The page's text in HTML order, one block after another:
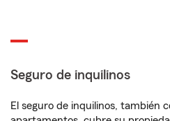
Seguro de inquilinos
El seguro de inquilinos, también